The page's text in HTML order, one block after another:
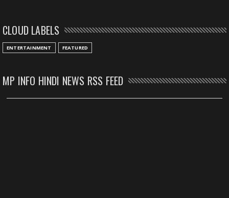
CLOUD LABELS
ENTERTAINMENT FEATURED
MP INFO HINDI NEWS RSS FEED